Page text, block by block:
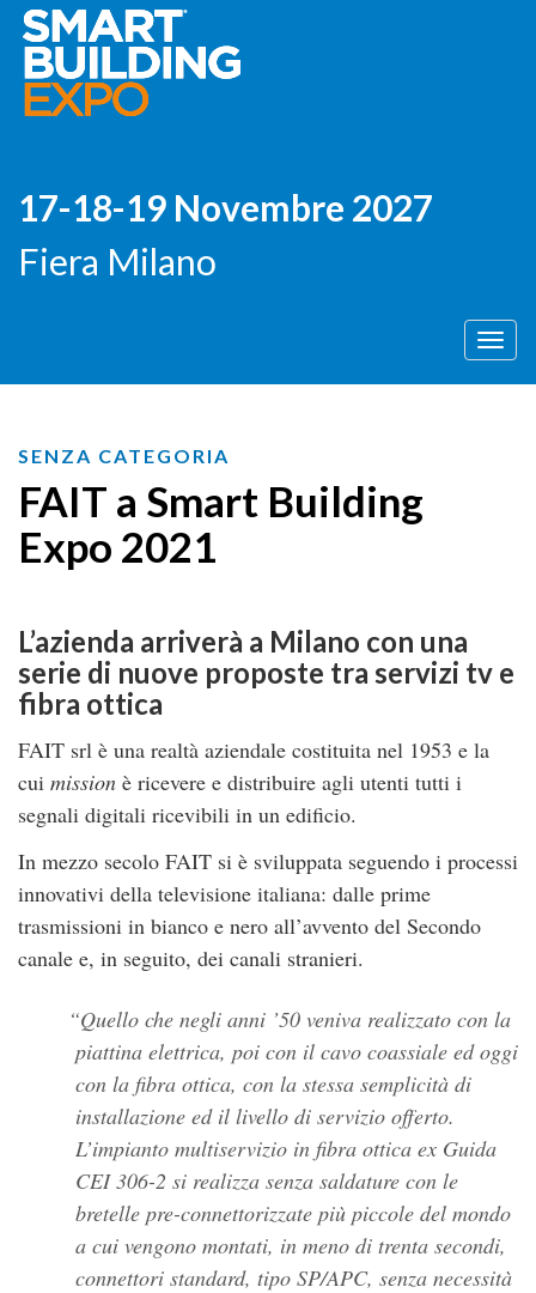
17-18-19 Novembre 2027
Fiera Milano
Menù
SENZA CATEGORIA
FAIT a Smart Building
Expo 2021
L’azienda arriverà a Milano con una
serie di nuove proposte tra servizi tv e
fibra ottica
FAIT srl è una realtà aziendale costituita nel 1953 e la
cui mission è ricevere e distribuire agli utenti tutti i
segnali digitali ricevibili in un edificio.
In mezzo secolo FAIT si è sviluppata seguendo i processi
innovativi della televisione italiana: dalle prime
trasmissioni in bianco e nero all’avvento del Secondo
canale e, in seguito, dei canali stranieri.
Quello che negli anni ’50 veniva realizzato con la
piattina elettrica, poi con il cavo coassiale ed oggi
con la fibra ottica, con la stessa semplicità di
installazione ed il livello di servizio offerto.
L’impianto multiservizio in fibra ottica ex Guida
CEI 306-2 si realizza senza saldature con le
bretelle pre-connettorizzate più piccole del mondo
a cui vengono montati, in meno di trenta secondi,
connettori standard, tipo SP/APC, senza necessità